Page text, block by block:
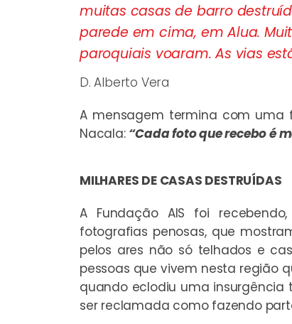
muitas casas de barro
parede em cima, em Alua.
paroquiais voaram. As vias
D. Alberto Vera
A mensagem termina com uma
Nacala: “Cada foto que recebo é
MILHARES DE CASAS DESTRUÍDAS
A Fundação AIS foi
fotografias penosas, que
pelos ares não só telhados e
pessoas que vivem nesta região
quando eclodiu uma insurgência
ser reclamada como fazendo